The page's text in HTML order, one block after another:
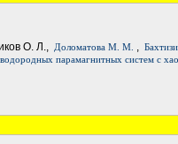
О. Л., Доломатова М. М. ,
парамагнитных систем с